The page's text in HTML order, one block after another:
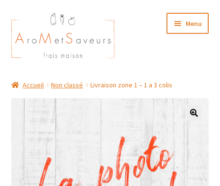
Aller
à
la
navigation
Aller
au
contenu
Menu
Plat du Jour/ Menu Week end
NOS BOUTIQUES
Accueil Non classé Livraison zone 1 – 1 a 3 colis